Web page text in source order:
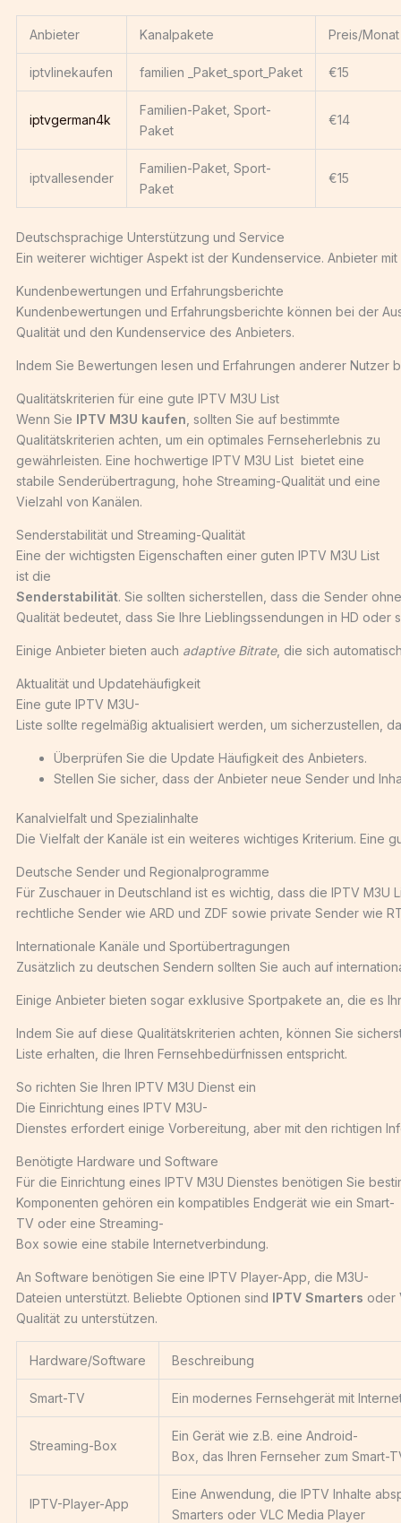
Anbieter Kanalpakete Preis/Monat
iptvlinekaufen familien _Paket_sport_Paket €15
iptvgerman4k
Familien-Paket, Sport-
Paket
€14
iptvallesender
Familien-Paket, Sport-
Paket
€15
Deutschsprachige Unterstützung und Service
Ein weiterer wichtiger Aspekt ist der Kundenservice. Anbieter
Kundenbewertungen und Erfahrungsberichte
Kundenbewertungen und Erfahrungsberichte können bei der
Qualität und den Kundenservice des Anbieters.
Indem Sie Bewertungen lesen und Erfahrungen anderer
Qualitätskriterien für eine gute IPTV M3U List
Wenn Sie IPTV M3U kaufen , sollten Sie auf bestimmte
Qualitätskriterien achten, um ein optimales Fernseherlebnis zu
gewährleisten. Eine hochwertige IPTV M3U List bietet eine
stabile Senderübertragung, hohe Streaming-Qualität und eine
Vielzahl von Kanälen.
Senderstabilität und Streaming-Qualität
Eine der wichtigsten Eigenschaften einer guten IPTV M3U List
ist die
Senderstabilität. Sie sollten sicherstellen, dass die Sender
Qualität bedeutet, dass Sie Ihre Lieblingssendungen in HD
Einige Anbieter bieten auch adaptive Bitrate, die sich
Aktualität und Updatehäufigkeit
Eine gute IPTV M3U-
Liste sollte regelmäßig aktualisiert werden, um sicherzustellen,
Überprüfen Sie die Update Häufigkeit des Anbieters.
Stellen Sie sicher, dass der Anbieter neue Sender und
Kanalvielfalt und Spezialinhalte
Die Vielfalt der Kanäle ist ein weiteres wichtiges Kriterium. Eine
Deutsche Sender und Regionalprogramme
Für Zuschauer in Deutschland ist es wichtig, dass die IPTV
rechtliche Sender wie ARD und ZDF sowie private Sender wie
Internationale Kanäle und Sportübertragungen
Zusätzlich zu deutschen Sendern sollten Sie auch auf
Einige Anbieter bieten sogar exklusive Sportpakete an, die es
Indem Sie auf diese Qualitätskriterien achten, können Sie
Liste erhalten, die Ihren Fernsehbedürfnissen entspricht.
So richten Sie Ihren IPTV M3U Dienst ein
Die Einrichtung eines IPTV M3U-
Dienstes erfordert einige Vorbereitung, aber mit den richtigen
Benötigte Hardware und Software
Für die Einrichtung eines IPTV M3U Dienstes benötigen Sie
Komponenten gehören ein kompatibles Endgerät wie ein Smart-
TV oder eine Streaming-
Box sowie eine stabile Internetverbindung.
An Software benötigen Sie eine IPTV Player-App, die M3U-
Dateien unterstützt. Beliebte Optionen sind IPTV Smarters oder
Qualität zu unterstützen.
Hardware/Software Beschreibung
Smart-TV Ein modernes Fernsehgerät mit
Streaming-Box
Ein Gerät wie z.B. eine Android-
Box, das Ihren Fernseher zum Smart-
IPTV-Player-App
Eine Anwendung, die IPTV Inhalte
Smarters oder VLC Media Player